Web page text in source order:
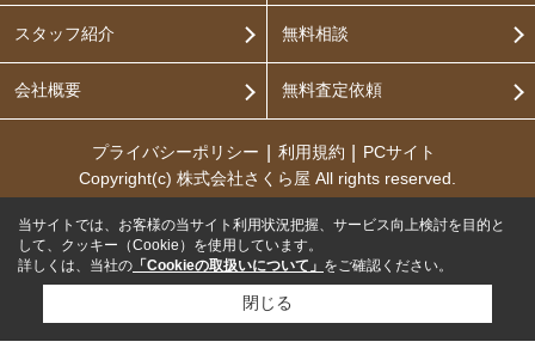
スタッフ紹介
会社概要
無料相談
無料査定依頼
プライバシーポリシー 利用規約
PCサイト
Copyright(c) 株式会社さくら屋 All rights reserved.
当サイトでは、お客様の当サイト利用状況把握、サービス向上検討を目的と
して、クッキー（Cookie）を使用しています。
詳しくは、当社の 「Cookieの取扱いについて」 をご確認ください。
閉じる